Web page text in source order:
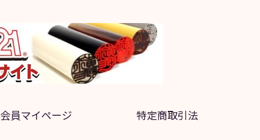
会員マイページ 特定商取引法